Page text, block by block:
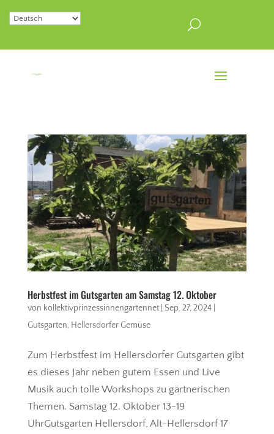
Herbstfest im Gutsgarten am Samstag 12. Oktober
von kollektivprinzessinnengartennet| Sep. 27, 2024|
Gutsgarten, Hellersdorfer Gemüse
Zum Herbstfest im Hellersdorfer Gutsgarten gibt
es dieses Jahr neben gutem Essen und Live
Musik auch tolle Workshops zu gärtnerischen
Themen. Samstag 12. Oktober 13-19
UhrGutsgarten Hellersdorf, Alt-Hellersdorf 17